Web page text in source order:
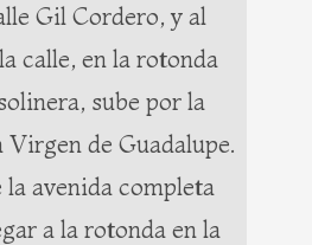
Gil Cordero, y al
calle, en la rotonda
sube por la
Virgen de Guadalupe.
la avenida completa
a la rotonda en la